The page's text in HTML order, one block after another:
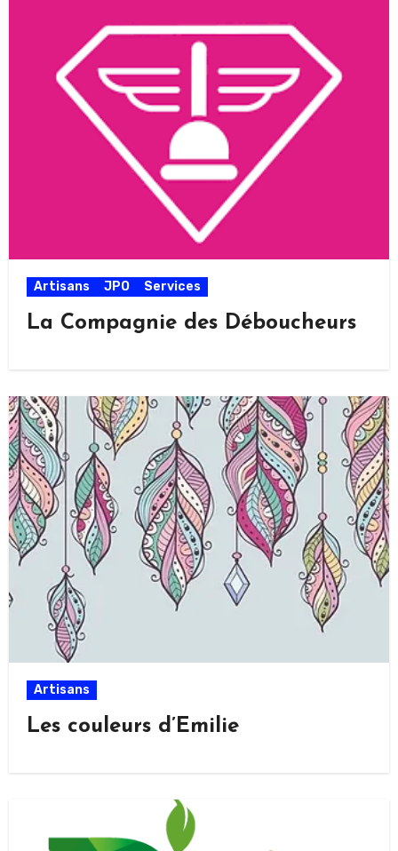
Artisans JPO Services
La Compagnie des Déboucheurs
Artisans
Les couleurs d’Emilie